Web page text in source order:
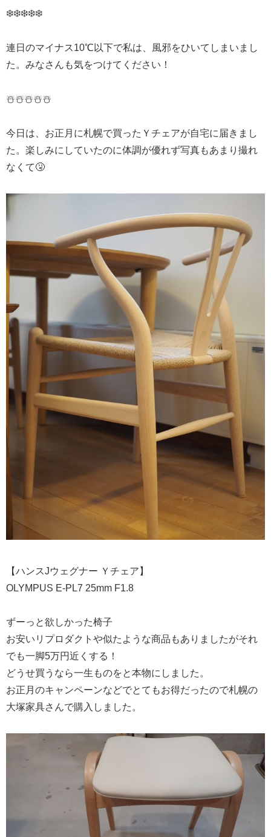
❄️❄️❄️❄️❄️
連日のマイナス10℃以下で私は、風邪をひいてしまいまし
た。みなさんも気をつけてください！
☃️☃️☃️☃️☃️
今日は、お正月に札幌で買ったＹチェアが自宅に届きまし
た。楽しみにしていたのに体調が優れず写真もあまり撮れ
なくて🤧
【ハンスJウェグナー Ｙチェア】
OLYMPUS E-PL7 25mm F1.8
ずーっと欲しかった椅子
お安いリプロダクトや似たような商品もありましたがそれ
でも一脚5万円近くする！
どうせ買うなら一生ものをと本物にしました。
お正月のキャンペーンなどでとてもお得だったので札幌の
大塚家具さんで購入しました。